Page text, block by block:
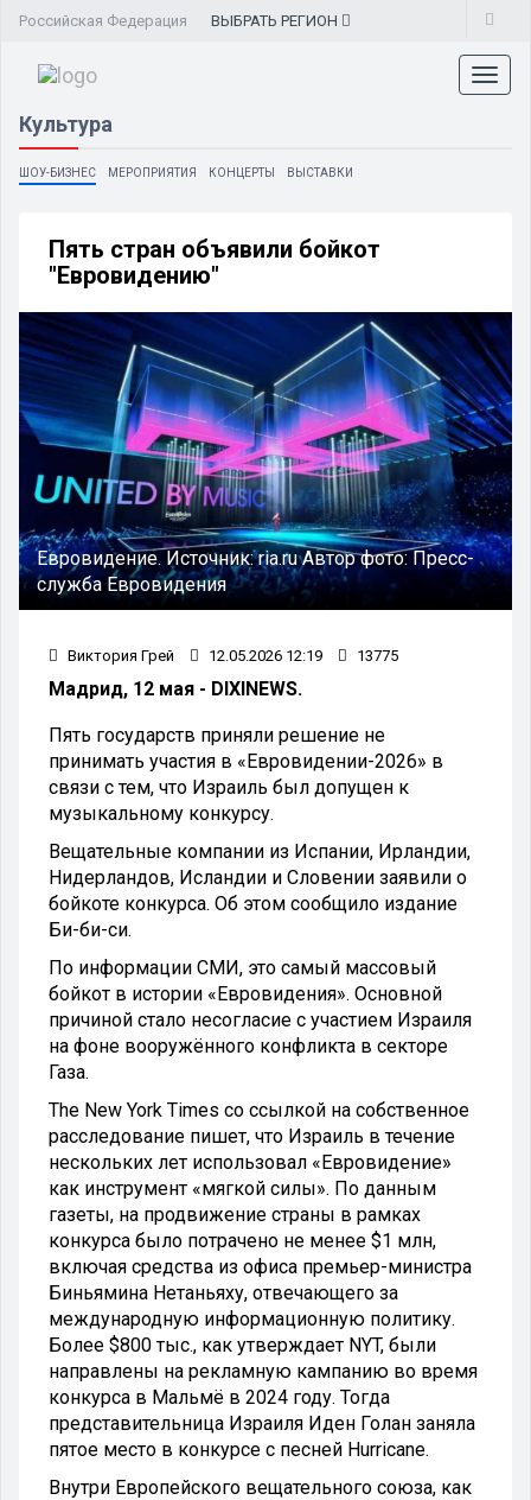
Российская Федерация ВЫБРАТЬ РЕГИОН
Культура
ШОУ-БИЗНЕС МЕРОПРИЯТИЯ КОНЦЕРТЫ ВЫСТАВКИ
Пять стран объявили бойкот
"Евровидению"
Евровидение.Источник:ria.ruАвтор фото:Пресс-
служба Евровидения
Виктория Грей 12.05.2026 12:19 13775
Мадрид, 12 мая - DIXINEWS.
Пять государств приняли решение не
принимать участия в «Евровидении-2026» в
связи с тем, что Израиль был допущен к
музыкальному конкурсу.
Вещательные компании из Испании, Ирландии,
Нидерландов, Исландии и Словении заявили о
бойкоте конкурса. Об этом сообщило издание
Би-би-си.
По информации СМИ, это самый массовый
бойкот в истории «Евровидения». Основной
причиной стало несогласие с участием Израиля
на фоне вооружённого конфликта в секторе
Газа.
The New York Times со ссылкой на собственное
расследование пишет, что Израиль в течение
нескольких лет использовал «Евровидение»
как инструмент «мягкой силы». По данным
газеты, на продвижение страны в рамках
конкурса было потрачено не менее $1 млн,
включая средства из офиса премьер-министра
Биньямина Нетаньяху, отвечающего за
международную информационную политику.
Более $800 тыс., как утверждает NYT, были
направлены на рекламную кампанию во время
конкурса в Мальмё в 2024 году. Тогда
представительница Израиля Иден Голан заняла
пятое место в конкурсе с песней Hurricane.
Внутри Европейского вещательного союза, как